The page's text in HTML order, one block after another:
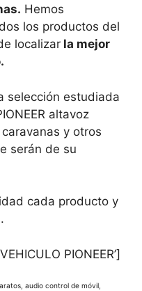
Hemos
los productos del
localizar la mejor
selección estudiada
altavoz
y otros
serán de su
cada producto y
PIONEER’]
audio control de móvil,